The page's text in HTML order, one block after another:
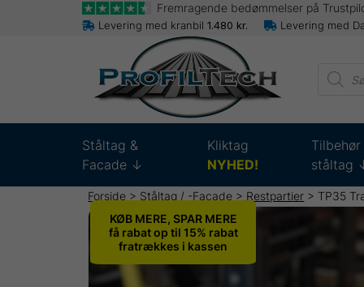
Fremragende bedømmelser på
Levering med kranbil 1.480 kr. Levering med
Products
search
Ståltag &
Facade ↓
Kliktag
NYHED!
ståltag
Forside > Ståltag / -Facade > Restpartier > TP35
KØB MERE, SPAR MERE
få rabat op til 15% rabat
fratrækkes i kassen